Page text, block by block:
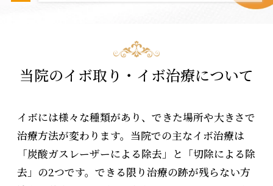
当院のイボ取り・イボ治療について
イボには様々な種類があり、できた場所や大きさで
治療方法が変わります。 当院での主なイボ治療は
「炭酸ガスレーザーによる除去」と「切除による除
去」の2つです。 できる限り治療の跡が残らない方